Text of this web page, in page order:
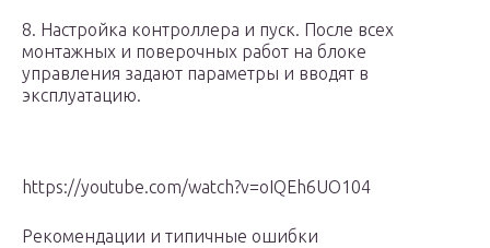
8. Настройка контроллера и пуск. После всех
монтажных и поверочных работ на блоке
управления задают параметры и вводят в
эксплуатацию.
https://youtube.com/watch?v=oIQEh6UO104
Рекомендации и типичные ошибки